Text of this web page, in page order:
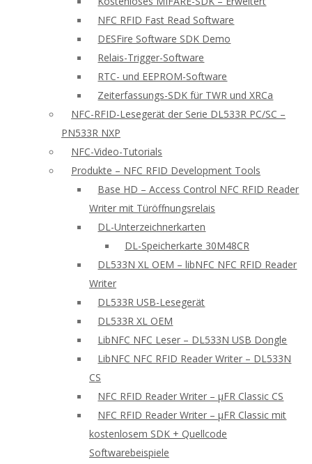
NFC RFID Fast Read Software
DESFire Software SDK Demo
Relais-Trigger-Software
RTC- und EEPROM-Software
Zeiterfassungs-SDK für TWR und XRCa
NFC-RFID-Lesegerät der Serie DL533R PC/SC –
PN533R NXP
NFC-Video-Tutorials
Produkte – NFC RFID Development Tools
Base HD – Access Control NFC RFID Reader
Writer mit Türöffnungsrelais
DL-Unterzeichnerkarten
DL-Speicherkarte 30M48CR
DL533N XL OEM – libNFC NFC RFID Reader
Writer
DL533R USB-Lesegerät
DL533R XL OEM
LibNFC NFC Leser – DL533N USB Dongle
LibNFC NFC RFID Reader Writer – DL533N
CS
NFC RFID Reader Writer – μFR Classic CS
NFC RFID Reader Writer – μFR Classic mit
kostenlosem SDK + Quellcode
Softwarebeispiele